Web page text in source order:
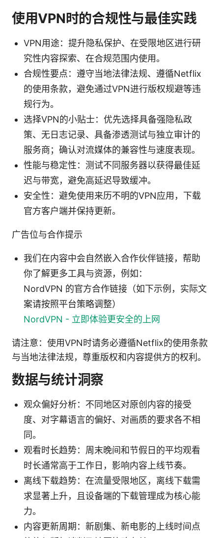
使用VPN时的合规性与最佳实践
VPN用途：提升隐私保护、在受限地区进行研
究性内容探索、在合规范围内使用。
合规性要点：遵守当地法律法规、遵循Netflix
的使用条款，避免通过VPN进行版权规避等违
规行为。
选择VPN的小贴士：优先选择具备强隐私政
策、无日志记录、具备渗透测试与独立审计的
服务商；确认对流媒体的兼容性与速度表现。
性能与稳定性：测试不同服务器以获得最佳延
迟与带宽，避免高延迟导致缓冲。
安全性：避免使用来历不明的VPN应用，下载
官方客户端并保持更新。
广告位与合作提示
我们在内容中会自然嵌入合作伙伴链接，帮助
你了解更多工具与资源，例如：
NordVPN 的官方合作链接（如下示例，实际文
案请按照平台策略调整）
NordVPN - 立即体验更安全的上网
请注意：使用VPN时请务必遵循Netflix的使用条款
与当地法律法规，尊重版权和内容提供方的权利。
数据与统计洞察
观众偏好分析：不同地区对原创内容的接受
度、对字幕语言的偏好、对画质的要求各不相
同。
观看时长趋势：周末晚间和节假日的平均观看
时长通常高于工作日，影响内容上线节奏。
离线下载趋势：在流量受限地区，离线下载需
求显著上升，且设备端的下载管理成为核心能
力。
内容更新周期：新剧集、新电影的上线时间点